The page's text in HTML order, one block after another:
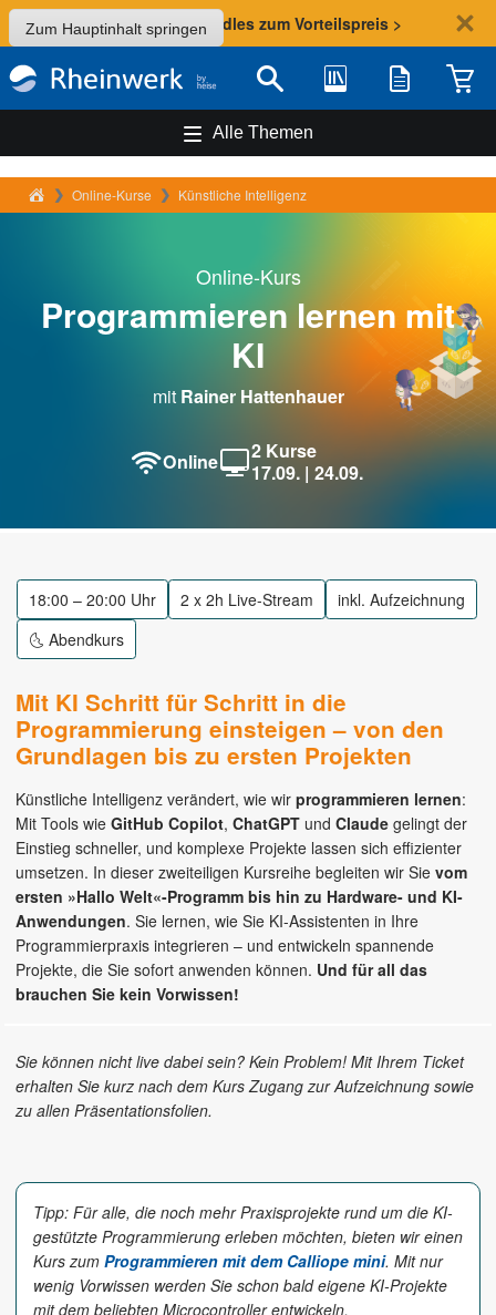
Zum Hauptinhalt springen
Sommer-Aktion: Bundles zum Vorteilspreis >
Suche Bibliothek Merkliste
Alle Themen
Rheinwerk Verlag
Online-Kurse Künstliche Intelligenz
Online-Kurs
Programmieren lernen mit
KI
mit Rainer Hattenhauer
Online
2 Kurse
17.09. | 24.09.
18:00 – 20:00 Uhr 2 x 2h Live-Stream
inkl. Aufzeichnung
🌜 Abendkurs
Mit KI Schritt für Schritt in die
Programmierung einsteigen – von den
Grundlagen bis zu ersten Projekten
Künstliche Intelligenz verändert, wie wir programmieren lernen:
Mit Tools wie GitHub Copilot, ChatGPT und Claude gelingt der
Einstieg schneller, und komplexe Projekte lassen sich effizienter
umsetzen. In dieser zweiteiligen Kursreihe begleiten wir Sie vom
ersten »Hallo Welt«-Programm bis hin zu Hardware- und KI-
Anwendungen. Sie lernen, wie Sie KI-Assistenten in Ihre
Programmierpraxis integrieren – und entwickeln spannende
Projekte, die Sie sofort anwenden können. Und für all das
brauchen Sie kein Vorwissen!
Sie können nicht live dabei sein? Kein Problem! Mit Ihrem Ticket
erhalten Sie kurz nach dem Kurs Zugang zur Aufzeichnung sowie
zu allen Präsentationsfolien.
Tipp: Für alle, die noch mehr Praxisprojekte rund um die KI-
gestützte Programmierung erleben möchten, bieten wir einen
Kurs zum Programmieren mit dem Calliope mini. Mit nur
wenig Vorwissen werden Sie schon bald eigene KI-Projekte
mit dem beliebten Microcontroller entwickeln.